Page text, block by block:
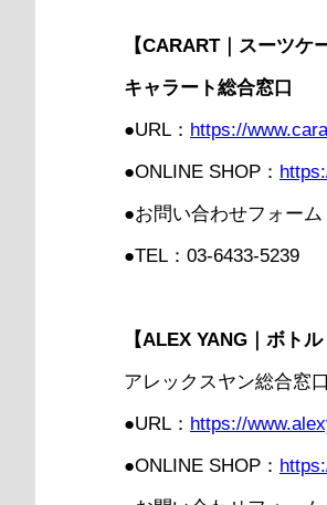
【CARART｜スーツ
キャラート総合窓口
●URL： https://
●ONLINE SHOP：
●お問い合わせフォーム
●TEL：03-6433-5239
【ALEX YANG｜ボト
アレックスヤン総合窓口
●URL： https://
●ONLINE SHOP：